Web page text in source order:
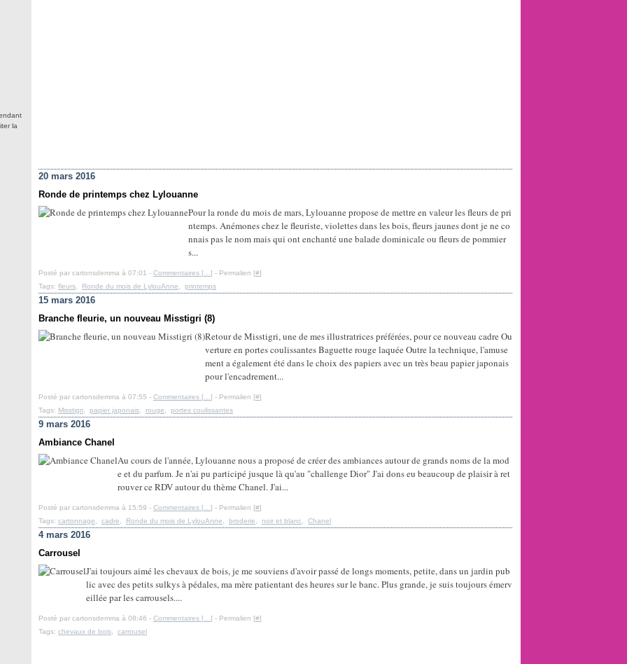
la
20 mars 2016
Ronde de printemps chez Lylouanne
Pour la ronde du mois de mars, Lylouanne propose de mettre en valeur les fleurs de pri
ntemps. Anémones chez le fleuriste, violettes dans les bois, fleurs jaunes dont je ne co
nnais pas le nom mais qui ont enchanté une balade dominicale ou fleurs de pommier
s...
Posté par cartonsdemma à 07:01 - Commentaires [ ] - Permalien [#]
Tags: fleurs Ronde du mois de LylouAnne printemps
15 mars 2016
Branche fleurie, un nouveau Misstigri (8)
Retour de Misstigri, une de mes illustratrices préférées, pour ce nouveau cadre Ou
verture en portes coulissantes Baguette rouge laquée Outre la technique, l'amuse
ment a également été dans le choix des papiers avec un très beau papier japonais
pour l'encadrement...
Posté par cartonsdemma à 07:55 - Commentaires [ ] - Permalien [#]
Tags: Misstigri papier japonais rouge portes coulissantes
9 mars 2016
Ambiance Chanel
Au cours de l'année, Lylouanne nous a proposé de créer des ambiances autour de grands noms de la mod
e et du parfum. Je n'ai pu participé jusque là qu'au "challenge Dior" J'ai dons eu beaucoup de plaisir à ret
rouver ce RDV autour du thème Chanel. J'ai...
Posté par cartonsdemma à 15:59 - Commentaires [ ] - Permalien [#]
Tags: cartonnage cadre Ronde du mois de LylouAnne broderie noir et blanc Chanel
4 mars 2016
Carrousel
J'ai toujours aimé les chevaux de bois, je me souviens d'avoir passé de longs moments, petite, dans un jardin pub
lic avec des petits sulkys à pédales, ma mère patientant des heures sur le banc. Plus grande, je suis toujours émerv
eillée par les carrousels....
Posté par cartonsdemma à 08:46 - Commentaires [ ] - Permalien [#]
Tags: chevaux de bois carrousel